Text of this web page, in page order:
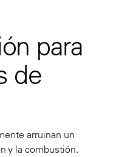
para
de
arruinan un
y la combustión.